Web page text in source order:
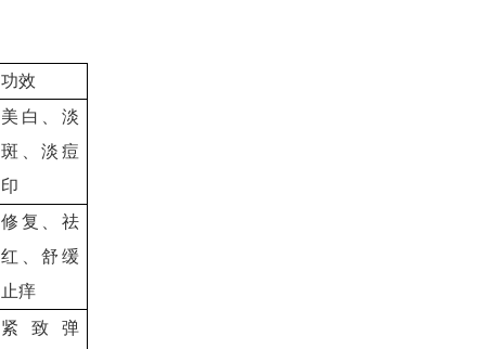
功效
美白、淡
斑、淡痘
印
修复、祛
红、舒缓
止痒
紧致弹